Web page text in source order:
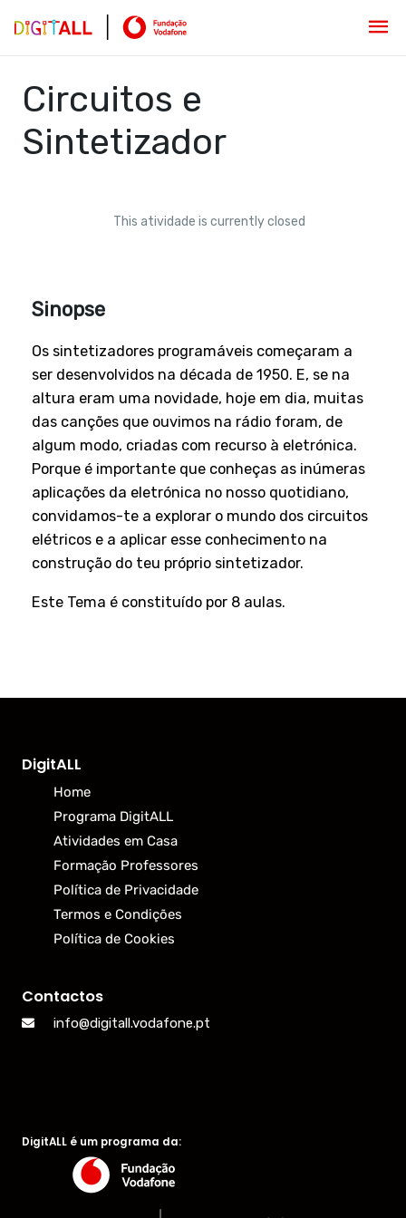
Circuitos e
Sintetizador
This atividade is currently closed
Sinopse
Os sintetizadores programáveis começaram a
ser desenvolvidos na década de 1950. E, se na
altura eram uma novidade, hoje em dia, muitas
das canções que ouvimos na rádio foram, de
algum modo, criadas com recurso à eletrónica.
Porque é importante que conheças as inúmeras
aplicações da eletrónica no nosso quotidiano,
convidamos-te a explorar o mundo dos circuitos
elétricos e a aplicar esse conhecimento na
construção do teu próprio sintetizador.
Este Tema é constituído por 8 aulas.
DigitALL
Home
Programa DigitALL
Atividades em Casa
Formação Professores
Política de Privacidade
Termos e Condições
Política de Cookies
Contactos
info@digitall.vodafone.pt
DigitALL é um programa da: